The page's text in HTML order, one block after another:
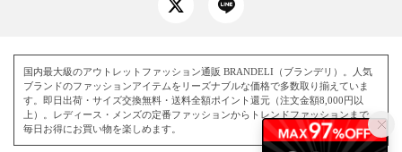
国内最大級のアウトレットファッション通販 BRANDELI（ブランデリ）。人気
ブランドのファッションアイテムをリーズナブルな価格で多数取り揃えていま
す。即日出荷・サイズ交換無料・送料全額ポイント還元（注文金額8,000円以
上）。レディース・メンズの定番ファッションからトレンドファッションまで、
毎日お得にお買い物を楽しめます。